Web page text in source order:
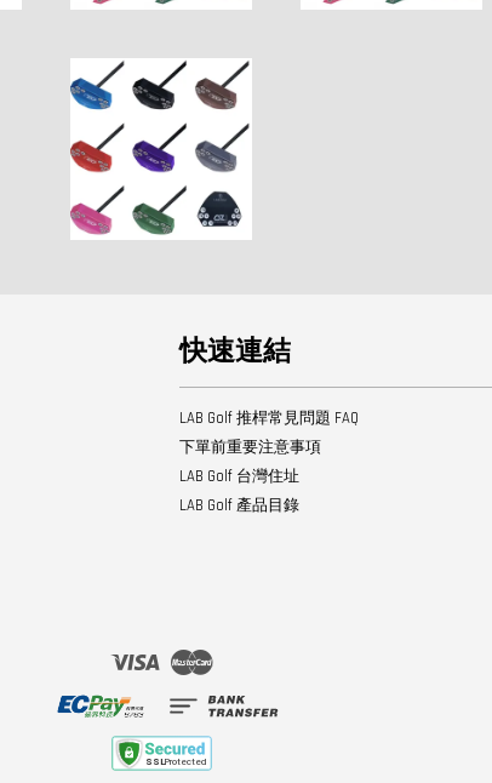
快速連結
LAB Golf 推桿常見問題 FAQ
下單前重要注意事項
LAB Golf 台灣住址
LAB Golf 產品目錄
Visa Master